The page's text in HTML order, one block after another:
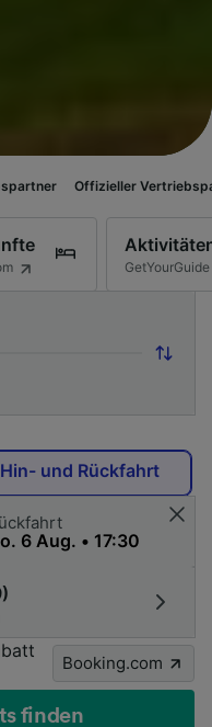
Vertriebspartner
GetYourGuide
Hin- und Rückfahrt
Booking.com
finden